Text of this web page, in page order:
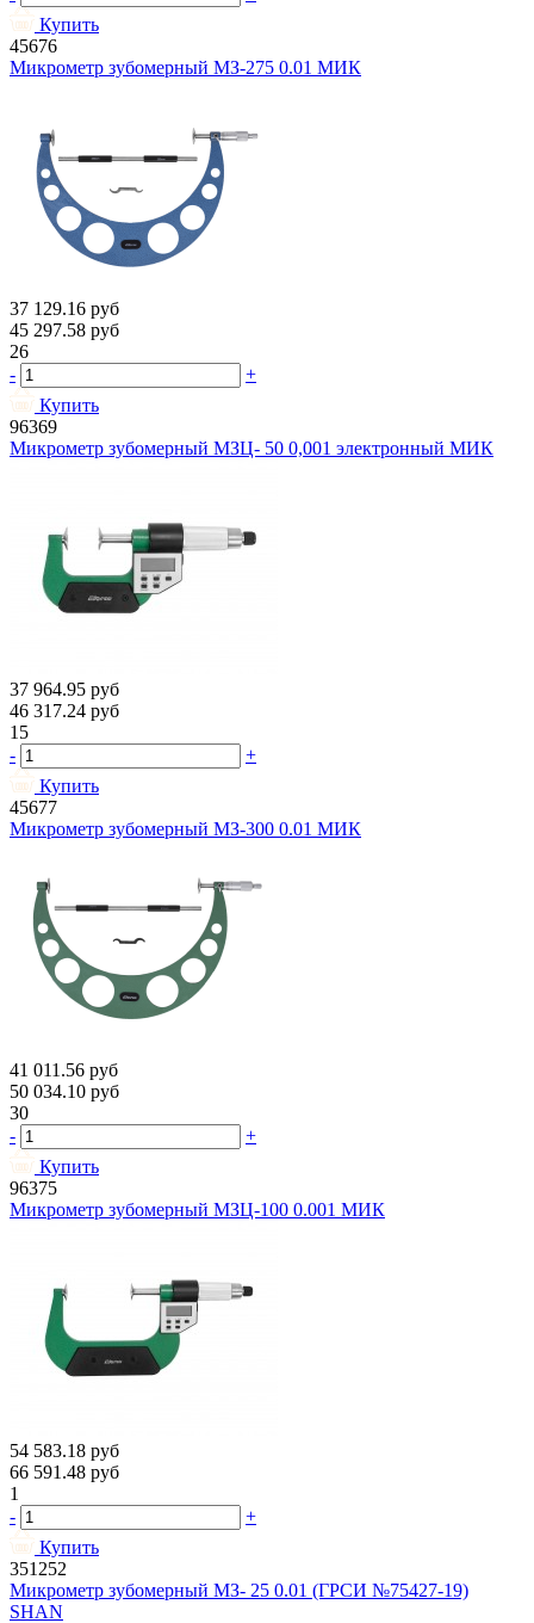
Купить
45676
Микрометр зубомерный МЗ-275 0.01 МИК
37 129.16 руб
45 297.58 руб
26
-
+
Купить
96369
Микрометр зубомерный МЗЦ- 50 0,001 электронный МИК
37 964.95 руб
46 317.24 руб
15
-
+
Купить
45677
Микрометр зубомерный МЗ-300 0.01 МИК
41 011.56 руб
50 034.10 руб
30
-
+
Купить
96375
Микрометр зубомерный МЗЦ-100 0.001 МИК
54 583.18 руб
66 591.48 руб
1
-
+
Купить
351252
Микрометр зубомерный МЗ- 25 0.01 (ГРСИ №75427-19)
SHAN